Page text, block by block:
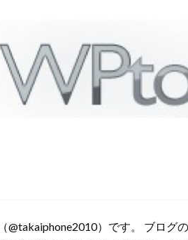
@takaiphone2010）です。 ブログ